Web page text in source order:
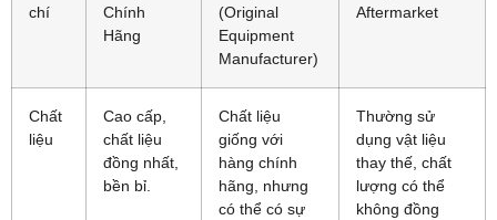
chí
Chính
Hãng
(Original
Equipment
Manufacturer)
Aftermarket
Chất
liệu
Cao cấp,
chất liệu
đồng nhất,
bền bỉ.
Chất liệu
giống với
hàng chính
hãng, nhưng
có thể có sự
Thường sử
dụng vật liệu
thay thế, chất
lượng có thể
không đồng